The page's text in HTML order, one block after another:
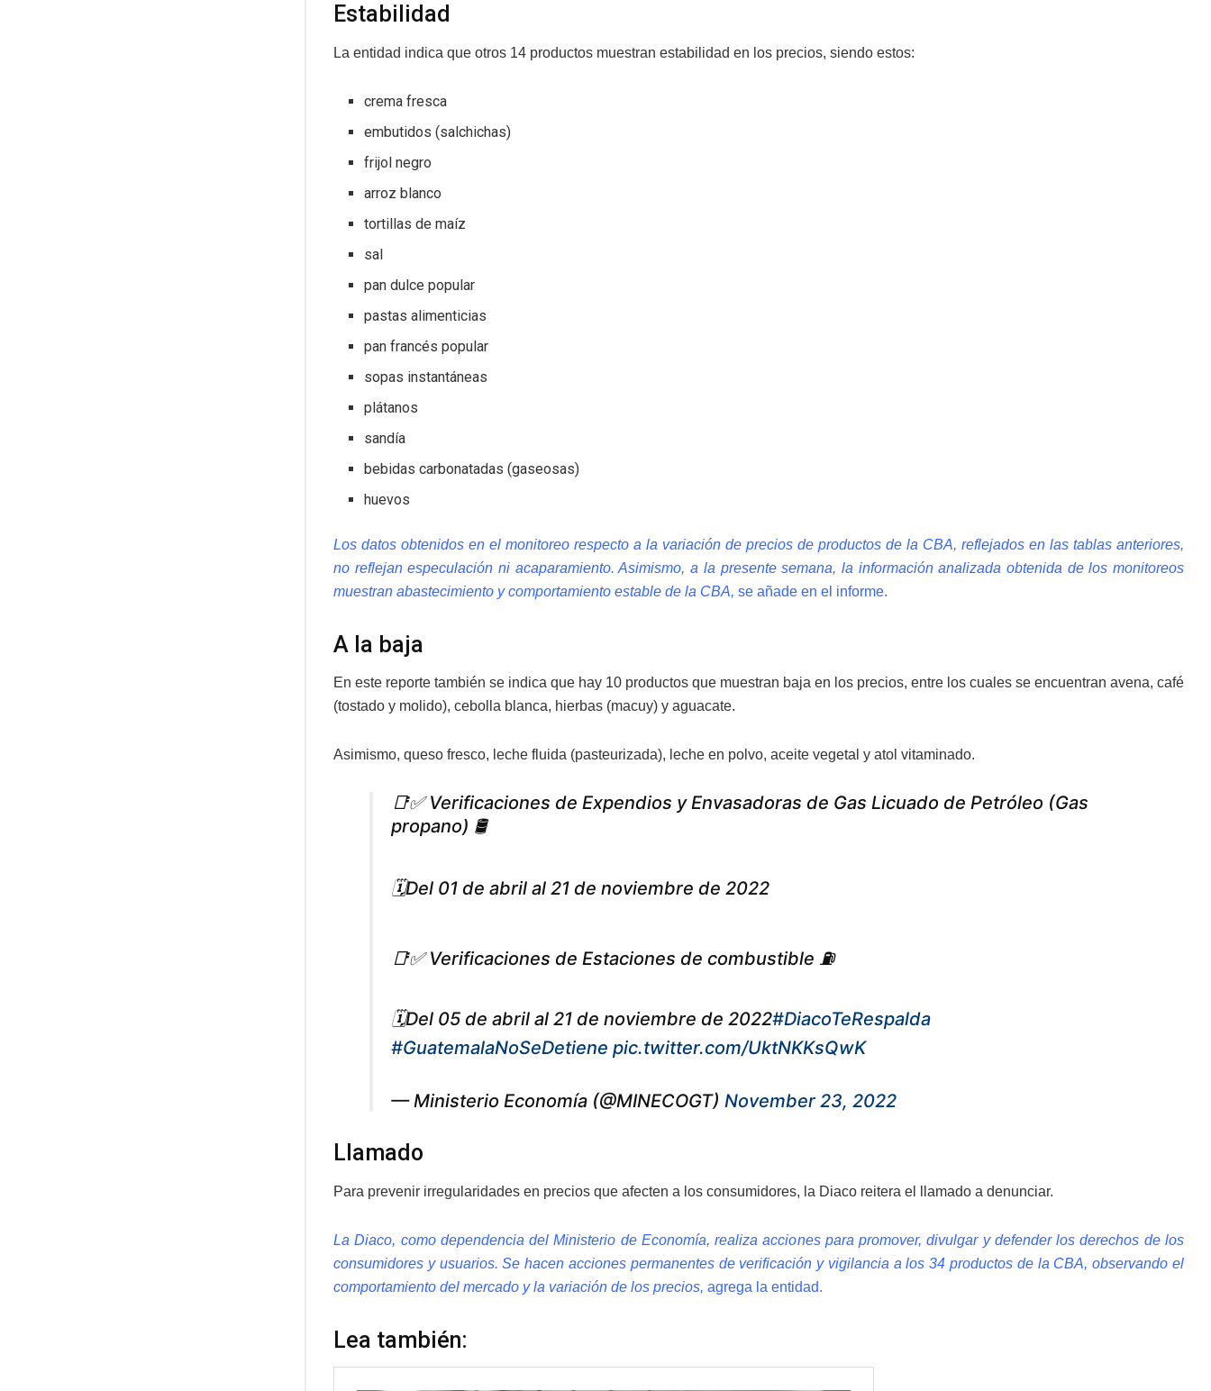
Estabilidad
La entidad indica que otros 14 productos muestran estabilidad en los precios, siendo estos:
crema fresca
embutidos (salchichas)
frijol negro
arroz blanco
tortillas de maíz
sal
pan dulce popular
pastas alimenticias
pan francés popular
sopas instantáneas
plátanos
sandía
bebidas carbonatadas (gaseosas)
huevos
Los datos obtenidos en el monitoreo respecto a la variación de precios de productos de la CBA, reflejados en las tablas anteriores,
no reflejan especulación ni acaparamiento. Asimismo, a la presente semana, la información analizada obtenida de los monitoreos
muestran abastecimiento y comportamiento estable de la CBA, se añade en el informe.
A la baja
En este reporte también se indica que hay 10 productos que muestran baja en los precios, entre los cuales se encuentran avena, café
(tostado y molido), cebolla blanca, hierbas (macuy) y aguacate.
Asimismo, queso fresco, leche fluida (pasteurizada), leche en polvo, aceite vegetal y atol vitaminado.
📑✅ Verificaciones de Expendios y Envasadoras de Gas Licuado de Petróleo (Gas
propano) 🛢️
🗓Del 01 de abril al 21 de noviembre de 2022
📑✅ Verificaciones de Estaciones de combustible ⛽️
🗓Del 05 de abril al 21 de noviembre de 2022#DiacoTeRespalda
#GuatemalaNoSeDetiene pic.twitter.com/UktNKKsQwK
— Ministerio Economía (@MINECOGT) November 23, 2022
Llamado
Para prevenir irregularidades en precios que afecten a los consumidores, la Diaco reitera el llamado a denunciar.
La Diaco, como dependencia del Ministerio de Economía, realiza acciones para promover, divulgar y defender los derechos de los
consumidores y usuarios. Se hacen acciones permanentes de verificación y vigilancia a los 34 productos de la CBA, observando el
comportamiento del mercado y la variación de los precios, agrega la entidad.
Lea también: